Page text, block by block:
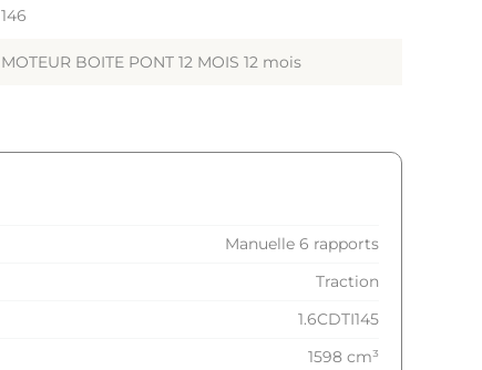
146
MOTEUR BOITE PONT 12 MOIS 12 mois
Manuelle 6 rapports
Traction
1.6CDTI145
1598 cm³